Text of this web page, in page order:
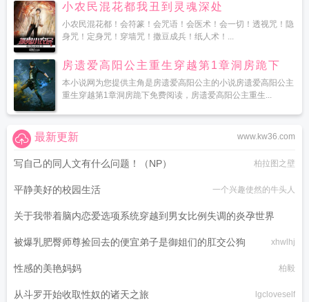
小农民混花都我丑到灵魂深处
小农民混花都！会符篆！会咒语！会医术！会一切！透视咒！隐
身咒！定身咒！穿墙咒！撒豆成兵！纸人术！...
房遗爱高阳公主重生穿越第1章洞房跪下
本小说网为您提供主角是房遗爱高阳公主的小说房遗爱高阳公主
重生穿越第1章洞房跪下免费阅读，房遗爱高阳公主重生...
www.kw36.com
最新更新
写自己的同人文有什么问题！（NP） 柏拉图之壁
平静美好的校园生活 一个兴趣使然的牛头人
关于我带着脑内恋爱选项系统穿越到男女比例失调的炎孕世界
黑月何时嚎叫
被爆乳肥臀师尊捡回去的便宜弟子是御姐们的肛交公狗 xhwlhj
性感的美艳妈妈 柏毅
从斗罗开始收取性奴的诸天之旅 lgcloveself